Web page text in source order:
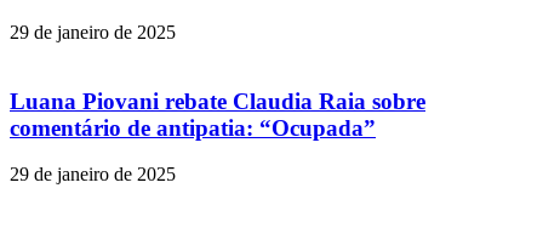
29 de janeiro de 2025
Luana Piovani rebate Claudia Raia sobre
comentário de antipatia: “Ocupada”
29 de janeiro de 2025